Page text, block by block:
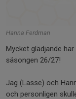
Hanna Ferdman
Mycket glädjande
säsongen 26/27!
Jag (Lasse) och
och personligen